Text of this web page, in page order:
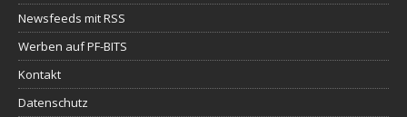
Newsfeeds mit RSS
Werben auf PF-BITS
Kontakt
Datenschutz